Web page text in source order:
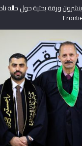
ورقة بحثية حول حالة